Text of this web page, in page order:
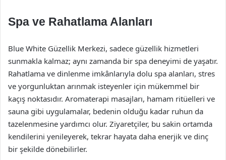
Spa ve Rahatlama Alanları
Blue White Güzellik Merkezi, sadece güzellik hizmetleri
sunmakla kalmaz; aynı zamanda bir spa deneyimi de yaşatır.
Rahatlama ve dinlenme imkânlarıyla dolu spa alanları, stres
ve yorgunluktan arınmak isteyenler için mükemmel bir
kaçış noktasıdır. Aromaterapi masajları, hamam ritüelleri ve
sauna gibi uygulamalar, bedenin olduğu kadar ruhun da
tazelenmesine yardımcı olur. Ziyaretçiler, bu sakin ortamda
kendilerini yenileyerek, tekrar hayata daha enerjik ve dinç
bir şekilde dönebilirler.